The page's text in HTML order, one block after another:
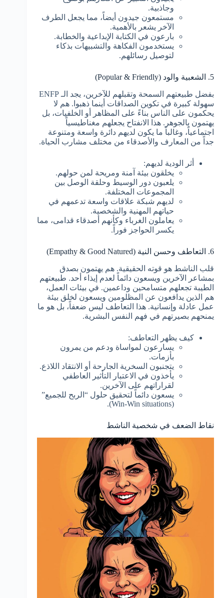
وجاذبية.
مستمعون جيدون أيضاً، مما يجعل الطرف
الآخر يشعر بالأهمية.
بارعون في الكتابة الإبداعية والخطابة.
يستخدمون الفكاهة والتشبيهات بذكاء
لتوصيل رسائلهم.
5. الشعبية والود (Popular & Friendly)
بفضل طبيعتهم السمحة وتقبلهم للآخرين، يجد الـ ENFP
سهولة كبيرة في تكوين الصداقات أينما ذهبوا. هم لا
يحكمون على الناس بناءً على المظاهر أو الخلفيات، بل
يهتمون بالجوهر. هذا الانفتاح يجعلهم مغناطيسياً
اجتماعياً، وغالباً ما يكون لديهم دائرة واسعة ومتنوعة
جداً من المعارف والأصدقاء من مختلف مشارب الحياة.
أثر الودية لديهم:
يخلقون بيئة آمنة ومريحة لمن حولهم.
يلعبون دور الوسيط وحلقة الوصل بين
المجموعات المختلفة.
لديهم شبكة علاقات واسعة تدعمهم في
حياتهم المهنية والشخصية.
يعاملون الغرباء وكأنهم أصدقاء قدامى، مما
يكسر الحواجز فوراً.
6. التعاطف وحسن النية (Empathy & Good Natured)
قلب الناشط هو قوته الحقيقية. هم يهتمون بصدق
بمشاعر الآخرين ويسعون دائماً لعدم إيذاء أحد. طبيعتهم
الطيبة تجعلهم متسامحين وداعمين. في بيئات العمل،
هم الذين يدافعون عن المظلومين ويسعون لخلق بيئة
عمل عادلة وإنسانية. هذا التعاطف ليس ضعفاً، بل هو ما
يمنحهم بصيرتهم في فهم النفس البشرية.
كيف يظهر التعاطف:
يسارعون لمواساة ودعم من يمرون
بأزمات.
يتجنبون السخرية الجارحة أو الانتقاد اللاذع.
يأخذون في الاعتبار التأثير العاطفي
لقراراتهم على الآخرين.
يسعون دائماً لتحقيق حلول “الربح للجميع”
(Win-Win situations).
نقاط الضعف في شخصية الناشط